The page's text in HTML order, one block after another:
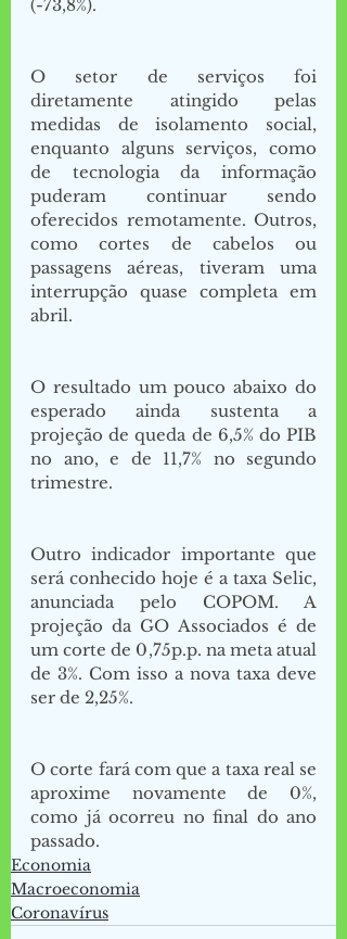
(-73,8%).
O setor de serviços foi
diretamente atingido pelas
medidas de isolamento social,
enquanto alguns serviços, como
de tecnologia da informação
puderam continuar sendo
oferecidos remotamente. Outros,
como cortes de cabelos ou
passagens aéreas, tiveram uma
interrupção quase completa em
abril.
O resultado um pouco abaixo do
esperado ainda sustenta a
projeção de queda de 6,5% do PIB
no ano, e de 11,7% no segundo
trimestre.
Outro indicador importante que
será conhecido hoje é a taxa Selic,
anunciada pelo COPOM. A
projeção da GO Associados é de
um corte de 0,75p.p. na meta atual
de 3%. Com isso a nova taxa deve
ser de 2,25%.
O corte fará com que a taxa real se
aproxime novamente de 0%,
como já ocorreu no final do ano
passado.
Economia
Macroeconomia
Coronavírus